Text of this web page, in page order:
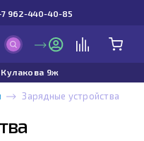
962-440-40-85
Кулакова 9ж
Зарядные устройства